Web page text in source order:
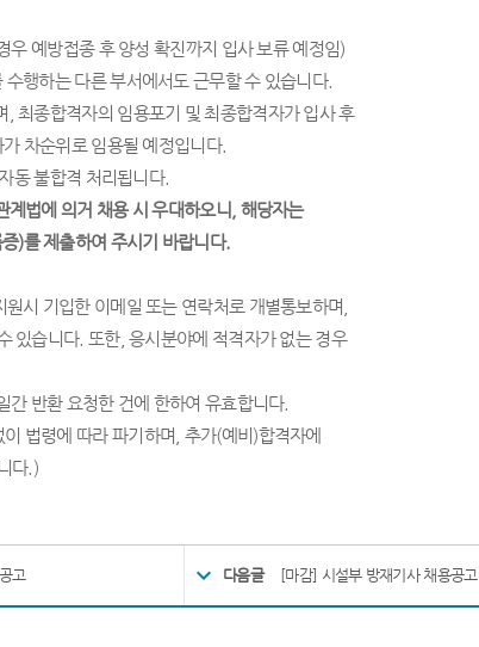
우 예방접종 후 양성 확진까지 입사 보류 예정임)
행하는 다른 부서에서도 근무할 수 있습니다.
,최종합격자의 임용포기 및 최종합격자가 입사 후
차순위로 임용될 예정입니다.
동 불합격 처리됩니다.
계법에 의거 채용 시 우대하오니 , 해당자는
)를 제출하여 주시기 바랍니다.
시 기입한 이메일 또는 연락처로 개별통보하며
있습니다. 또한,응시분야에 적격자가 없는 경우
간 반환 요청한 건에 한하여 유효합니다.
법령에 따라 파기하며 추가(예비 )합격자에
다.)
고 다음글 [마감] 시설부 방재기사 채용공고